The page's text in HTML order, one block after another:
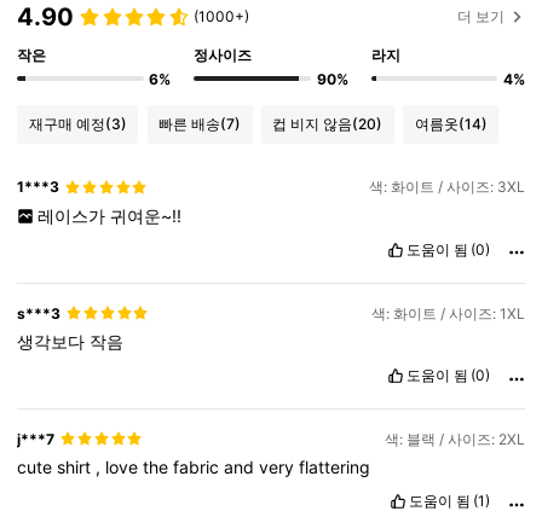
4.90 (1000+) 더 보기
작은
6%
정사이즈
90%
라지
4%
재구매 예정(3) 빠른 배송(7) 컵 비지 않음(20) 여름옷(14)
1***3 색: 화이트 / 사이즈: 3XL
레이스가 귀여운~!!
도움이 됨 (0)
s***3 색: 화이트 / 사이즈: 1XL
생각보다 작음
도움이 됨 (0)
j***7 색: 블랙 / 사이즈: 2XL
cuteshirt , lovethefabricandveryflattering
도움이 됨 (1)